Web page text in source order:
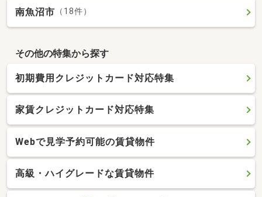
南魚沼市 （18件）
その他の特集から探す
初期費用クレジットカード対応特集
家賃クレジットカード対応特集
Webで見学予約可能の賃貸物件
高級・ハイグレードな賃貸物件